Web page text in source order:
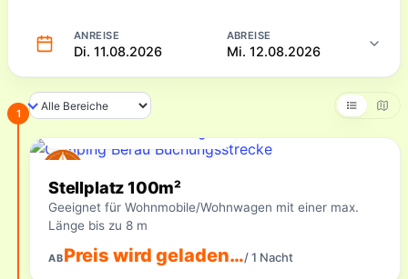
ANREISE
Di. 11.08.2026
ABREISE
Mi. 12.08.2026
1
Verfügbare Unterkünfte
Stellplatz 100m²
Geeignet für Wohnmobile/Wohnwagen mit einer max.
Länge bis zu 8 m
ABPreis wird geladen…/ 1 Nacht